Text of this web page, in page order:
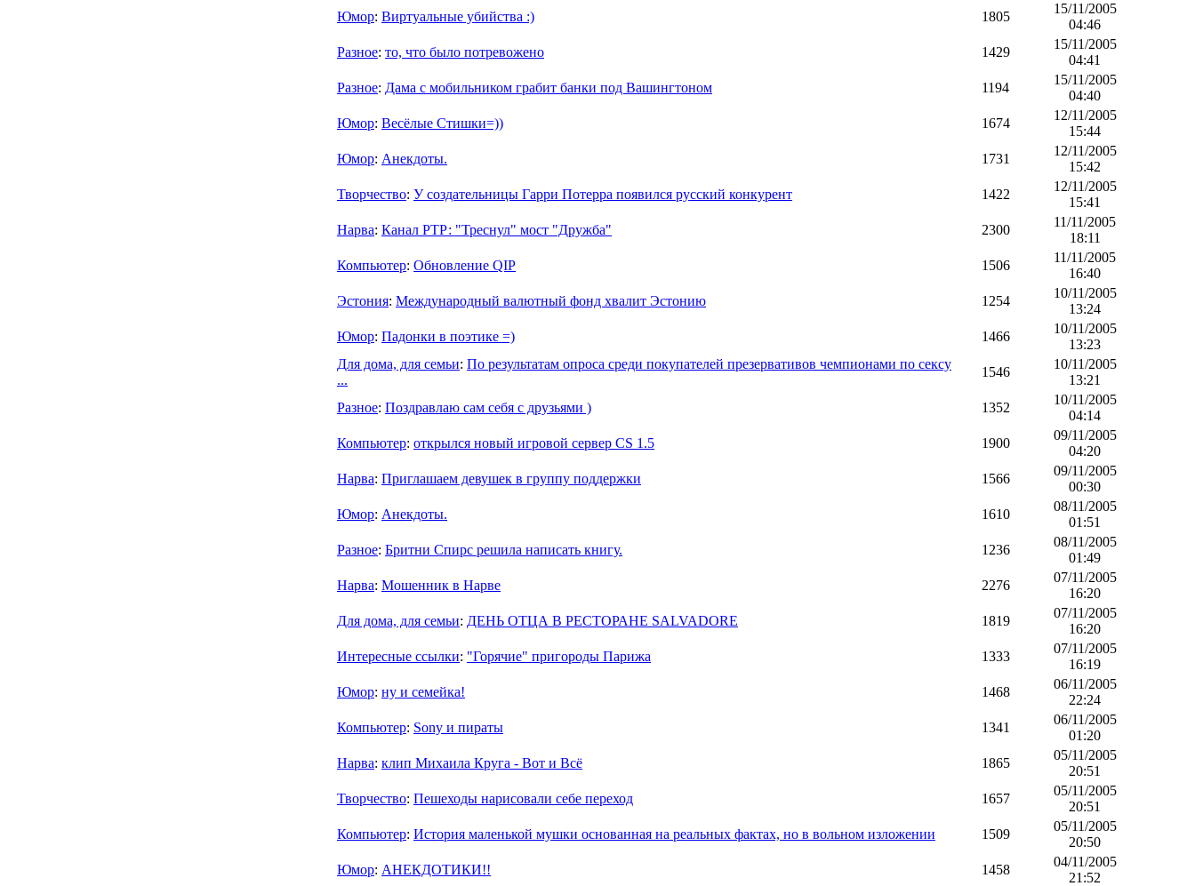
Юмор: Виртуальные убийства :) 1805
15/11/2005
04:46
Разное: то, что было потревожено 1429
15/11/2005
04:41
Разное: Дама с мобильником грабит банки под Вашингтоном 1194
15/11/2005
04:40
Юмор: Весёлые Стишки=)) 1674
12/11/2005
15:44
Юмор: Анекдоты. 1731
12/11/2005
15:42
Творчество: У создательницы Гарри Потерра появился русский конкурент 1422
12/11/2005
15:41
Нарва: Канал РТР: "Треснул" мост "Дружба" 2300
11/11/2005
18:11
Компьютер: Обновление QIP 1506
11/11/2005
16:40
Эстония: Международный валютный фонд хвалит Эстонию 1254
10/11/2005
13:24
Юмор: Падонки в поэтике =) 1466
10/11/2005
13:23
Для дома, для семьи: По результатам опроса среди покупателей презервативов чемпионами по сексу
...
1546
10/11/2005
13:21
Разное: Поздравлаю сам себя с друзьями ) 1352
10/11/2005
04:14
Компьютер: открылся новый игровой сервер СS 1.5 1900
09/11/2005
04:20
Нарва: Приглашаем девушек в группу поддержки 1566
09/11/2005
00:30
Юмор: Анекдоты. 1610
08/11/2005
01:51
Разное: Бритни Спирс решила написать книгу. 1236
08/11/2005
01:49
Нарва: Мошенник в Нарве 2276
07/11/2005
16:20
Для дома, для семьи: ДЕНЬ ОТЦА В РЕСТОРАНЕ SALVADORE 1819
07/11/2005
16:20
Интересные ссылки: "Горячие" пригороды Парижа 1333
07/11/2005
16:19
Юмор: ну и семейка! 1468
06/11/2005
22:24
Компьютер: Sony и пираты 1341
06/11/2005
01:20
Нарва: клип Михаила Круга - Вот и Всё 1865
05/11/2005
20:51
Творчество: Пешеходы нарисовали себе переход 1657
05/11/2005
20:51
Компьютер: История маленькой мушки основанная на реальных фактах, но в вольном изложении 1509
05/11/2005
20:50
Юмор: АНЕКДОТИКИ!! 1458
04/11/2005
21:52